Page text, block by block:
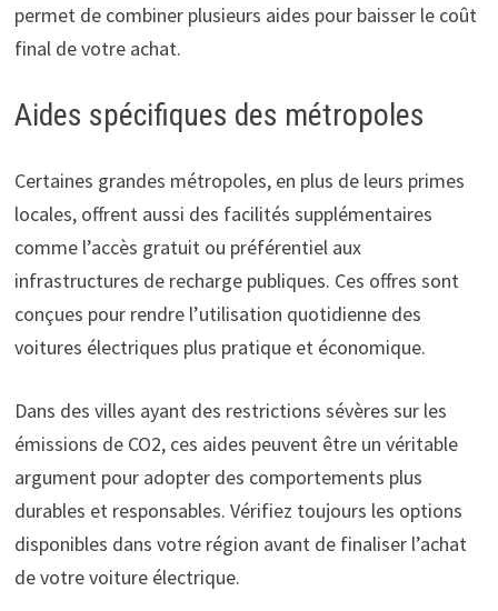
permet de combiner plusieurs aides pour baisser le coût
final de votre achat.
Aides spécifiques des métropoles
Certaines grandes métropoles, en plus de leurs primes
locales, offrent aussi des facilités supplémentaires
comme l’accès gratuit ou préférentiel aux
infrastructures de recharge publiques. Ces offres sont
conçues pour rendre l’utilisation quotidienne des
voitures électriques plus pratique et économique.
Dans des villes ayant des restrictions sévères sur les
émissions de CO2, ces aides peuvent être un véritable
argument pour adopter des comportements plus
durables et responsables. Vérifiez toujours les options
disponibles dans votre région avant de finaliser l’achat
de votre voiture électrique.